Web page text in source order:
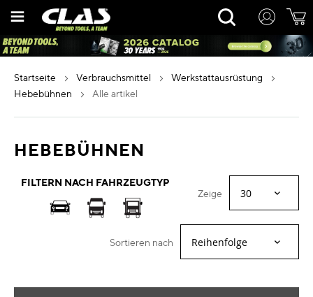
Inhalt
Rechercher
startseite verbrauchsmittel
werkstattausrüstung
hebebühnen
alle artikel
HEBEBÜHNEN
FILTERN NACH FAHRZEUGTYP
Zeige
Sortieren nach